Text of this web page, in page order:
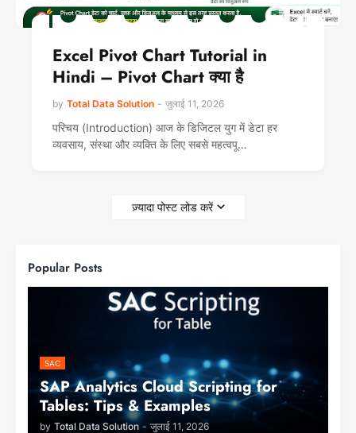
Excel Pivot Chart Tutorial in
Hindi – Pivot Chart क्या है
by Total Data Solution - जुलाई 11, 2026
परिचय (Introduction) आज के डिजिटल युग में डेटा हर
व्यवसाय, संस्था और व्यक्ति के लिए सबसे महत्वपू…
ज़्यादा पोस्ट लोड करें
Popular Posts
SAC
SAP Analytics Cloud Scripting for
Tables: Tips & Examples
by Total Data Solution - जुलाई 11, 2026